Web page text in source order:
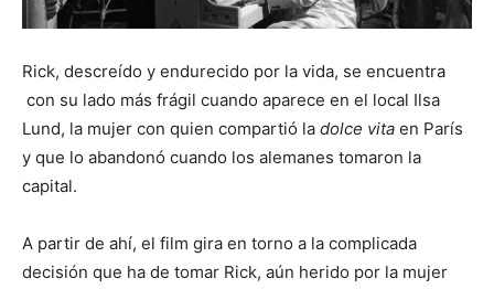
Rick, descreído y endurecido por la vida, se encuentra
con su lado más frágil cuando aparece en el local Ilsa
Lund, la mujer con quien compartió la dolce vita en París
y que lo abandonó cuando los alemanes tomaron la
capital.
A partir de ahí, el film gira en torno a la complicada
decisión que ha de tomar Rick, aún herido por la mujer